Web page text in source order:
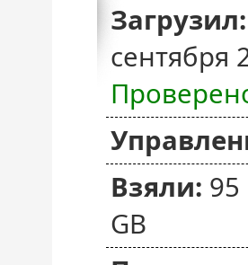
Загрузил:
сентября
Взяли:
GB